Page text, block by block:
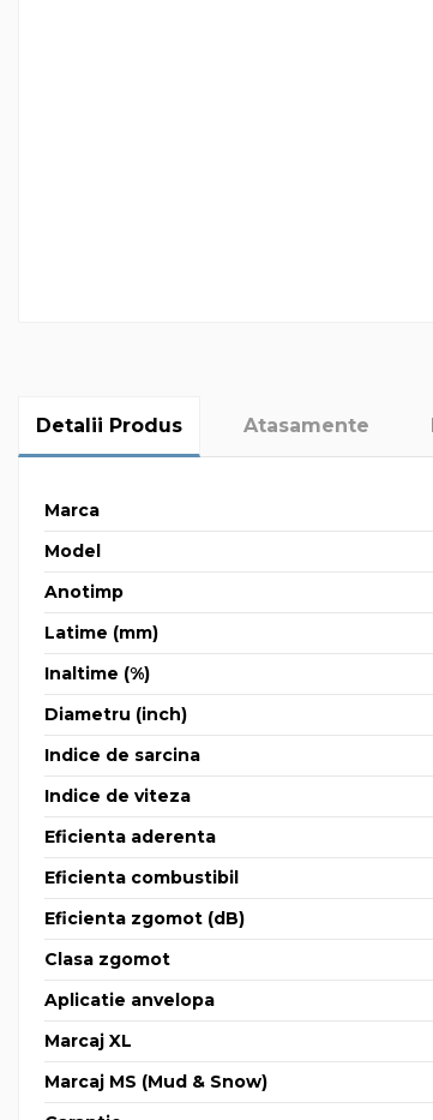
Detalii Produs Atasamente
Marca
Model
Anotimp
Latime (mm)
Inaltime (%)
Diametru (inch)
Indice de sarcina
Indice de viteza
Eficienta aderenta
Eficienta combustibil
Eficienta zgomot (dB)
Clasa zgomot
Aplicatie anvelopa
Marcaj XL
Marcaj MS (Mud & Snow)